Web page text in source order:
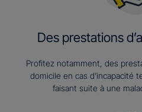
Des prestations
Profitez notamment, des
domicile en cas d’incapacité
faisant suite à une